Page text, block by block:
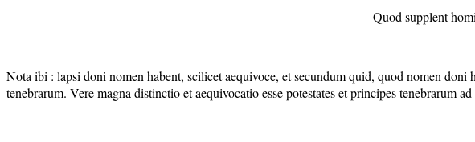
Quod supplent
Nota ibi : lapsi doni nomen habent, scilicet aequivoce, et secundum quid, quod nomen
tenebrarum. Vere magna distinctio et aequivocatio esse potestates et principes tenebrarum